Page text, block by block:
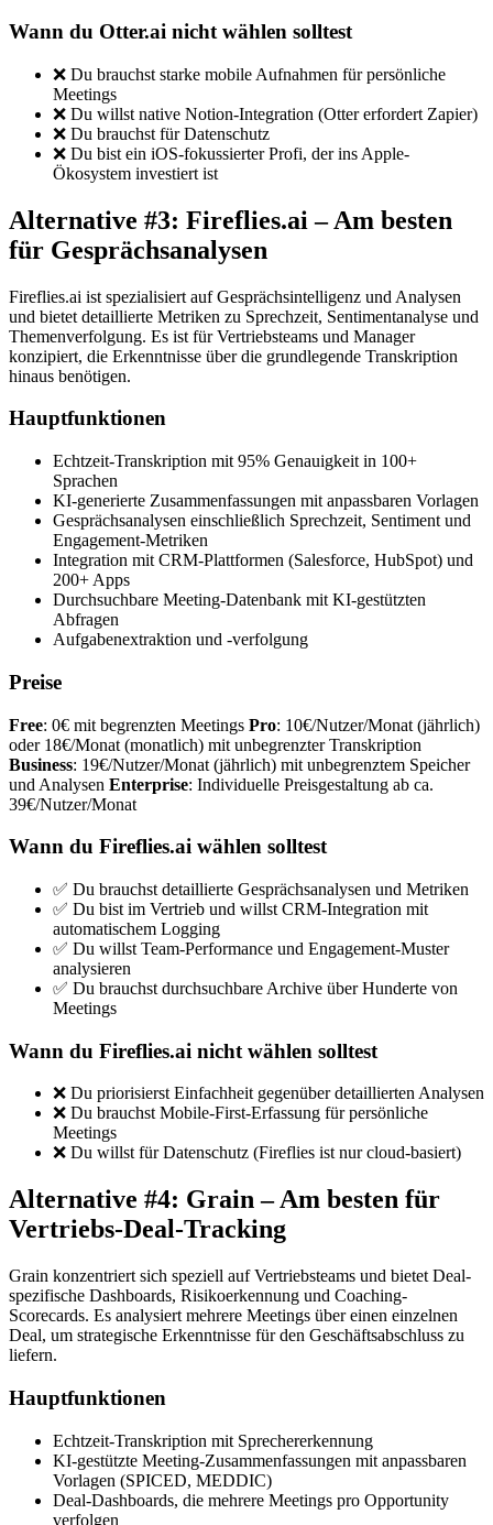
Wann du Otter.ai nicht wählen solltest
❌ Du brauchst starke mobile Aufnahmen für persönliche
Meetings
❌ Du willst native Notion-Integration (Otter erfordert Zapier)
❌ Du brauchst für Datenschutz
❌ Du bist ein iOS-fokussierter Profi, der ins Apple-
Ökosystem investiert ist
Alternative #3: Fireflies.ai – Am besten
für Gesprächsanalysen
Fireflies.ai ist spezialisiert auf Gesprächsintelligenz und Analysen
und bietet detaillierte Metriken zu Sprechzeit, Sentimentanalyse und
Themenverfolgung. Es ist für Vertriebsteams und Manager
konzipiert, die Erkenntnisse über die grundlegende Transkription
hinaus benötigen.
Hauptfunktionen
Echtzeit-Transkription mit 95% Genauigkeit in 100+
Sprachen
KI-generierte Zusammenfassungen mit anpassbaren Vorlagen
Gesprächsanalysen einschließlich Sprechzeit, Sentiment und
Engagement-Metriken
Integration mit CRM-Plattformen (Salesforce, HubSpot) und
200+ Apps
Durchsuchbare Meeting-Datenbank mit KI-gestützten
Abfragen
Aufgabenextraktion und -verfolgung
Preise
Free: 0€ mit begrenzten Meetings Pro: 10€/Nutzer/Monat (jährlich)
oder 18€/Monat (monatlich) mit unbegrenzter Transkription
Business: 19€/Nutzer/Monat (jährlich) mit unbegrenztem Speicher
und Analysen Enterprise: Individuelle Preisgestaltung ab ca.
39€/Nutzer/Monat
Wann du Fireflies.ai wählen solltest
✅ Du brauchst detaillierte Gesprächsanalysen und Metriken
✅ Du bist im Vertrieb und willst CRM-Integration mit
automatischem Logging
✅ Du willst Team-Performance und Engagement-Muster
analysieren
✅ Du brauchst durchsuchbare Archive über Hunderte von
Meetings
Wann du Fireflies.ai nicht wählen solltest
❌ Du priorisierst Einfachheit gegenüber detaillierten Analysen
❌ Du brauchst Mobile-First-Erfassung für persönliche
Meetings
❌ Du willst für Datenschutz (Fireflies ist nur cloud-basiert)
Alternative #4: Grain – Am besten für
Vertriebs-Deal-Tracking
Grain konzentriert sich speziell auf Vertriebsteams und bietet Deal-
spezifische Dashboards, Risikoerkennung und Coaching-
Scorecards. Es analysiert mehrere Meetings über einen einzelnen
Deal, um strategische Erkenntnisse für den Geschäftsabschluss zu
liefern.
Hauptfunktionen
Echtzeit-Transkription mit Sprechererkennung
KI-gestützte Meeting-Zusammenfassungen mit anpassbaren
Vorlagen (SPICED, MEDDIC)
Deal-Dashboards, die mehrere Meetings pro Opportunity
verfolgen